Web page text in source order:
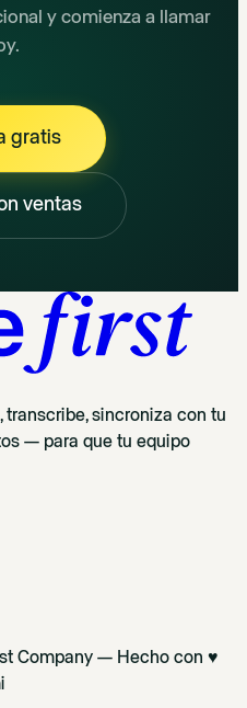
y comienza a llamar
gratis
ventas
transcribe, sincroniza con tu
— para que tu equipo
Company — Hecho con ♥